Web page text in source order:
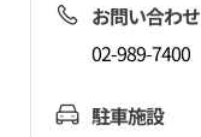
お問い合わせ
02-989-7400
駐車施設